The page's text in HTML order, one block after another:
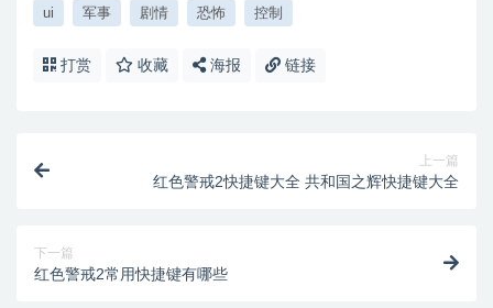
ui 军事 剧情 恐怖 控制
打赏 收藏 海报 链接
上一篇
红色警戒2快捷键大全 共和国之辉快捷键大全
下一篇
红色警戒2常用快捷键有哪些